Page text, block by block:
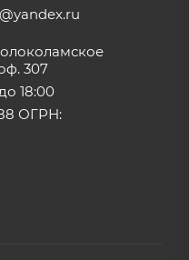
307
18:00
ОГРН: